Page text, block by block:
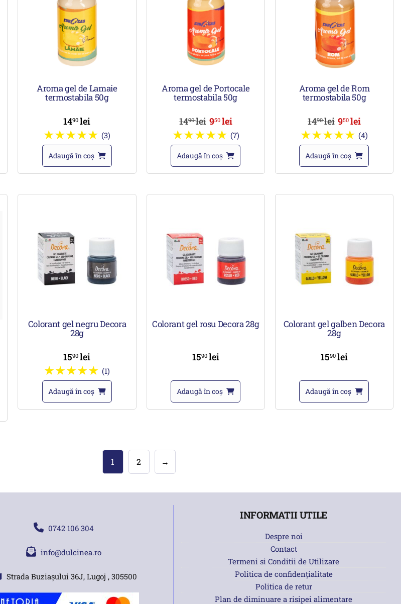
Aroma gel de Lamaie
termostabila 50g
1490lei
(3)
Adaugă în coș
Aroma gel de Portocale
termostabila 50g
1490lei 950 lei
(7)
Adaugă în coș
Aroma gel de Rom
termostabila 50g
1490lei 950 lei
(4)
Adaugă în coș
Colorant gel negru Decora
28g
1590lei
(1)
Adaugă în coș
Colorant gel rosu Decora 28g
1590 lei
Adaugă în coș
Colorant gel galben Decora
28g
1590 lei
Adaugă în coș
1 2 →
0742 106 304
info@dulcinea.ro
Strada Buziașului 36J, Lugoj , 305500
INFORMATII UTILE
Despre noi
Contact
Termeni si Conditii de Utilizare
Politica de confidențialitate
Politica de retur
Plan de diminuare a risipei alimentare